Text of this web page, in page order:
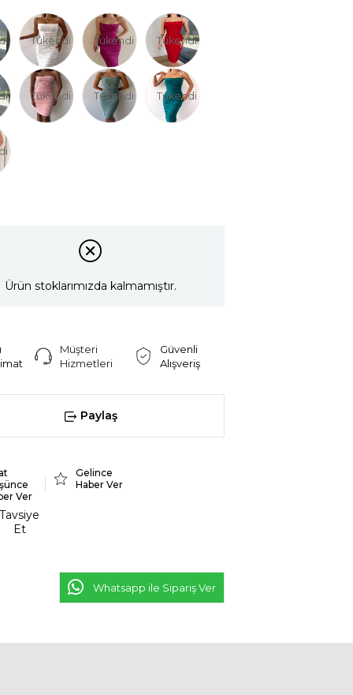
Tükendi Tükendi Tükendi
Tükendi Tükendi Tükendi
Ürün stoklarımızda kalmamıştır.
Müşteri
Hizmetleri
Güvenli
Alışveriş
Paylaş
Ver
Gelince
Haber Ver
Tavsiye
Et
Whatsapp ile Sipariş Ver